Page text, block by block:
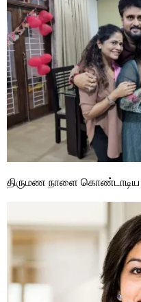
திருமண நாளை கொண்டாடிய